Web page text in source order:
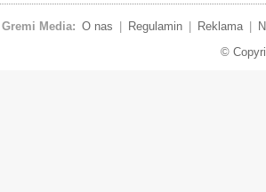
Gremi Media: O nas Regulamin Reklama
©